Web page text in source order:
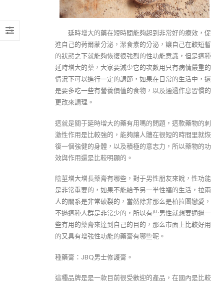
延時增大的藥在短時間能夠起到非常好的療效，促
進自己的荷爾蒙分泌，潔食素的分泌，讓自己在較短暫
的狀態之下就能夠恢復很強烈的性功能意識，但是這種
延時增大的藥，大家要減少它的次數用只有病情嚴重的
情況下可以進行一定的調節，如果在日常的生活中，還
是要多吃一些有營養價值的食物，以及通過作息習慣的
更改來調理。
這就是關于延時增大的藥有用嗎的問題，這款藥物的刺
激性作用是比較強的，能夠讓人體在很短的時間里就恢
復一個強健的身體，以及積極的意志力，所以藥物的功
效與作用還是比較明顯的。
陰莖增大增長藥膏有哪些，對于男性朋友來說，性功能
是非常重要的，如果不能給予另一半性福的生活，拉兩
人的關系是非常破裂的，當然除非那么是柏拉圖戀愛，
不過這種人群是非常少的，所以有些男性就想要通過一
些有用的藥膏來達到自己的目的，那么市面上比較好用
的又具有增強性功能的藥膏有哪些呢。
種藥膏：JBQ男士修護膏。
這種品牌是是一款目前很受歡迎的產品，在國內是比較